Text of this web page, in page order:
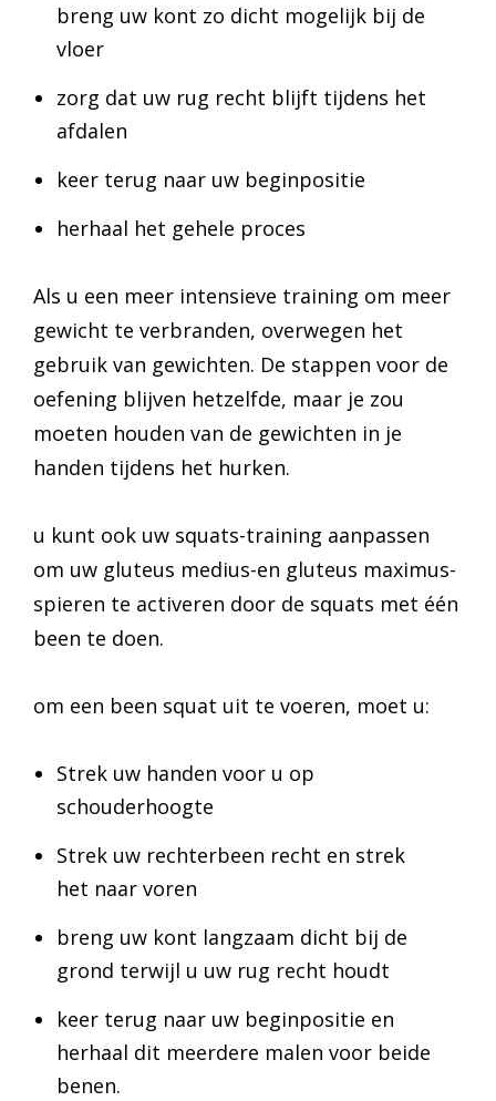
breng uw kont zo dicht mogelijk bij de
vloer
zorg dat uw rug recht blijft tijdens het
afdalen
keer terug naar uw beginpositie
herhaal het gehele proces
Als u een meer intensieve training om meer
gewicht te verbranden, overwegen het
gebruik van gewichten. De stappen voor de
oefening blijven hetzelfde, maar je zou
moeten houden van de gewichten in je
handen tijdens het hurken.
u kunt ook uw squats-training aanpassen
om uw gluteus medius-en gluteus maximus-
spieren te activeren door de squats met één
been te doen.
om een been squat uit te voeren, moet u:
Strek uw handen voor u op
schouderhoogte
Strek uw rechterbeen recht en strek
het naar voren
breng uw kont langzaam dicht bij de
grond terwijl u uw rug recht houdt
keer terug naar uw beginpositie en
herhaal dit meerdere malen voor beide
benen.